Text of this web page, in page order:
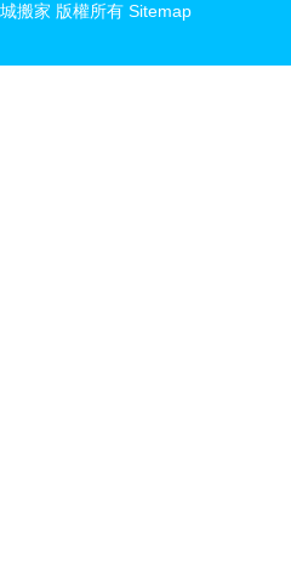
搬家 版權所有 Sitemap